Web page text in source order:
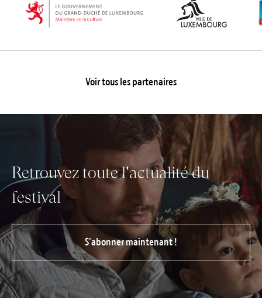
Voir tous les partenaires
Retrouvez toute l'actualité du
festival
S’abonner maintenant !